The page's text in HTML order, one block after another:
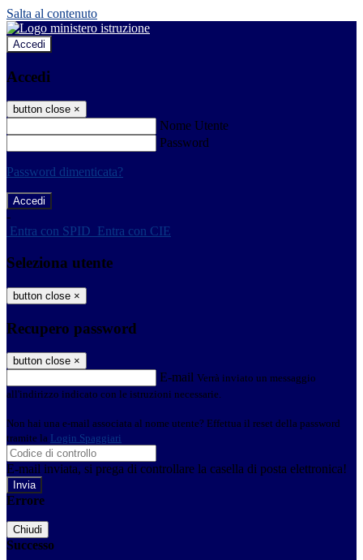
Salta al contenuto
Accedi
Accedi
button close ×
Nome Utente
Password
Password dimenticata?
-
Entra con SPID Entra con CIE
Seleziona utente
button close ×
Recupero password
button close ×
E-mail Verrà inviato un messaggio
all'indirizzo indicato con le istruzioni necessarie.
Non hai una e-mail associata al nome utente? Effettua il reset della password
tramite la Login Spaggiari
E-mail inviata, si prega di controllare la casella di posta elettronica!
Errore
Chiudi
Successo